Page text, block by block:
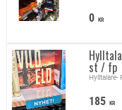
0 KR
st / fp
185 KR